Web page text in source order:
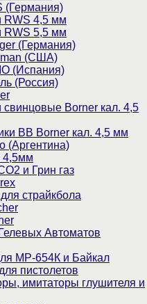
(Германия)
RWS 4,5 мм
RWS 5,5 мм
(Германия)
(США)
(Испания)
(Россия)
свинцовые Borner кал. 4,5
BB Borner кал. 4,5 мм
(Аргентина)
4,5мм
и Грин газ
страйкбола
Автоматов
МР-654К и Байкал
пистолетов
имитаторы глушителя и